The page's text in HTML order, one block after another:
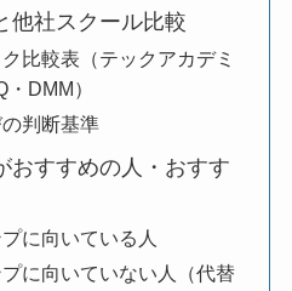
他社スクール比較
比較表（テックアカデミ
DMM）
判断基準
おすすめの人・おすす
に向いている人
に向いていない人（代替